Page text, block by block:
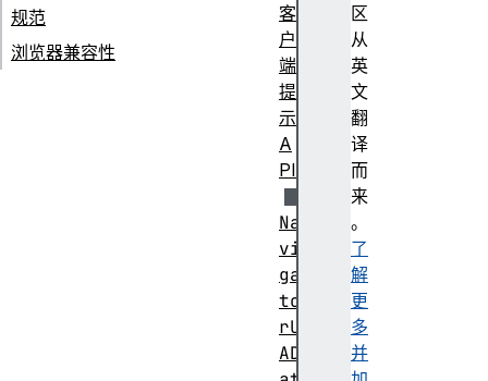
区
从
英
文
翻
译
而
来
。
了
解
更
多
并
规范
浏览器兼容性
客
户
端
提
示
A
PI
Na
vi
ga
to
rU
AD